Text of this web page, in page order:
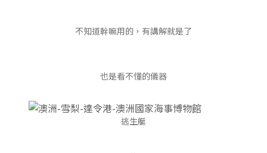
不知道幹嘛用的，有講解就是了
也是看不懂的儀器
逃生艇